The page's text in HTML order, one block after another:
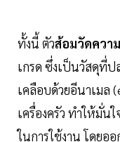
ทั้งนี้ ตัวส้อมวัดควา
เกรด ซึ่งเป็นวัสดุที่
เคลือบด้วยอีนาเมล
เครื่องครัว ทำให้มั่
ในการใช้งาน โดยอ